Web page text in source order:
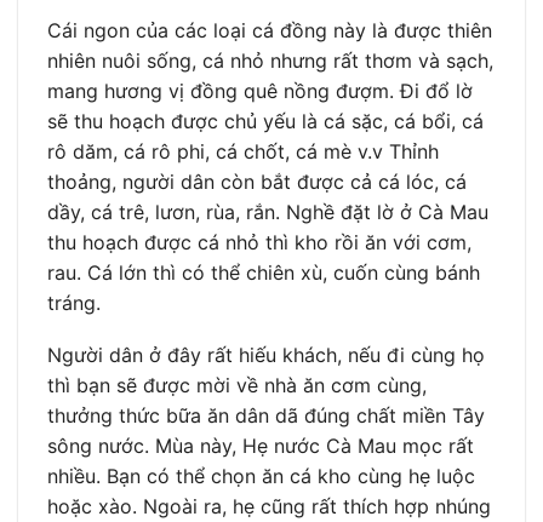
Cái ngon của các loại cá đồng này là được thiên
nhiên nuôi sống, cá nhỏ nhưng rất thơm và sạch,
mang hương vị đồng quê nồng đượm. Đi đổ lờ
sẽ thu hoạch được chủ yếu là cá sặc, cá bổi, cá
rô dăm, cá rô phi, cá chốt, cá mè v.v Thỉnh
thoảng, người dân còn bắt được cả cá lóc, cá
dầy, cá trê, lươn, rùa, rắn. Nghề đặt lờ ở Cà Mau
thu hoạch được cá nhỏ thì kho rồi ăn với cơm,
rau. Cá lớn thì có thể chiên xù, cuốn cùng bánh
tráng.
Người dân ở đây rất hiếu khách, nếu đi cùng họ
thì bạn sẽ được mời về nhà ăn cơm cùng,
thưởng thức bữa ăn dân dã đúng chất miền Tây
sông nước. Mùa này, Hẹ nước Cà Mau mọc rất
nhiều. Bạn có thể chọn ăn cá kho cùng hẹ luộc
hoặc xào. Ngoài ra, hẹ cũng rất thích hợp nhúng